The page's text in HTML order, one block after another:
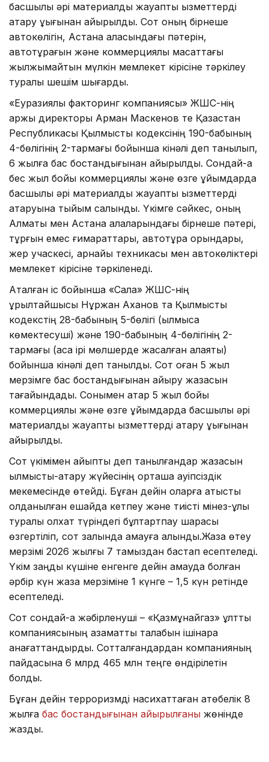
басшылық әрі материалдық жауапты қызметтерді
атқару құқығынан айырылды. Сот оның бірнеше
автокөлігін, Астана қаласындағы пәтерін,
автотұрағын және коммерциялық мақсаттағы
жылжымайтын мүлкін мемлекет кірісіне тәркілеу
туралы шешім шығарды.
«Еуразиялық факторинг компаниясы» ЖШС-нің
қаржы директоры Арман Маскенов те Қазақстан
Республикасы Қылмыстық кодексінің 190-бабының
4-бөлігінің 2-тармағы бойынша кінәлі деп танылып,
6 жылға бас бостандығынан айырылды. Сондай-ақ
бес жыл бойы коммерциялық және өзге ұйымдарда
басшылық әрі материалдық жауапты қызметтерді
атқаруына тыйым салынды. Үкімге сәйкес, оның
Алматы мен Астана қалаларындағы бірнеше пәтері,
тұрғын емес ғимараттары, автотұрақ орындары,
жер учаскесі, арнайы техникасы мен автокөліктері
мемлекет кірісіне тәркіленеді.
Аталған іс бойынша «Сала» ЖШС-нің
құрылтайшысы Нұржан Аханов та Қылмыстық
кодекстің 28-бабының 5-бөлігі (қылмысқа
көмектесуші) және 190-бабының 4-бөлігінің 2-
тармағы (аса ірі мөлшерде жасалған алаяқтық)
бойынша кінәлі деп танылды. Сот оған 5 жыл
мерзімге бас бостандығынан айыру жазасын
тағайындады. Сонымен қатар 5 жыл бойы
коммерциялық және өзге ұйымдарда басшылық әрі
материалдық жауапты қызметтерді атқару құқығынан
айырылды.
Сот үкімімен айыпты деп танылғандар жазасын
қылмыстық-атқару жүйесінің орташа қауіпсіздік
мекемесінде өтейді. Бұған дейін оларға қатысты
қолданылған ешқайда кетпеу және тиісті мінез-құлық
туралы қолхат түріндегі бұлтартпау шарасы
өзгертіліп, сот залында қамауға алынды.Жаза өтеу
мерзімі 2026 жылғы 7 тамыздан бастап есептеледі.
Үкім заңды күшіне енгенге дейін қамауда болған
әрбір күн жаза мерзіміне 1 күнге – 1,5 күн ретінде
есептеледі.
Сот сондай-ақ жәбірленуші – «Қазмұнайгаз» ұлттық
компаниясының азаматтық талабын ішінара
қанағаттандырды. Сотталғандардан компанияның
пайдасына 6 млрд 465 млн теңге өндірілетін
болды.
Бұған дейін терроризмді насихаттаған ақтөбелік 8
жылға бас бостандығынан айырылғаны жөнінде
жаздық.